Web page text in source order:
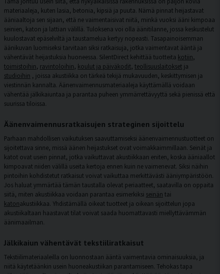
materiaaleja, kuten lasia, betonia, kipsiä ja puuta. Nämä pinnat heijastavat
ääniaaltoja sen sijaan, että ne vaimentaisivat niitä, minkä vuoksi ääni kimpoaa
seinien, katon ja lattian välillä. Tuloksena voi olla äänitilanne, jossa keskustelut
kuulostavat epäselviltä ja taustamelua kertyy nopeasti. Tasapainoisemman
äänikuvan luomiseksi tarvitaan siksi ratkaisuja, jotka vaimentavat ääntä ja
vähentävät heijastuksia huoneessa. SilentDirect kehittää tuotteita kotiin,
toimistoihin, ravintoloihin, koulut ja päiväkodit, teollisuuslaitokset ja
studioihin , joissa akustiikka on tärkeä tekijä mukavuuden, keskittymisen ja
viestinnän kannalta. Äänenvaimennusmateriaaleja käyttämällä voidaan
vähentää jälkikaiuntaa ja parantaa puheen ymmärrettävyyttä sekä pienissä että
suurissa tiloissa.
Äänenvaimennusratkaisujen strateginen sijoittelu
Parhaan mahdollisen vaikutuksen saavuttamiseksi äänenvaimennustuotteet on
sijoitettava sinne, missä äänen heijastukset ovat voimakkaimmillaan. Seinät ja
katot ovat usein pinnat, jotka vaikuttavat akustiikkaan eniten, koska ääniaallot
kimpoavat niiden välillä useita kertoja ennen kuin ne vaimenevat. Siksi näihin
pintoihin kohdistetut ratkaisut voivat vaikuttaa merkittävästi ääniympäristöön.
Jos haluat ymmärtää tämän taustalla olevat periaatteet, saatavilla on oppaita
siitä, miten akustiikkaa voidaan parantaa esimerkiksi seinän tai
katonakustiikkaa. Yhdistämällä oikeat tuotteet ja oikean sijoittelun jopa
akustiikaltaan haastavat tilat voivat saada huomattavasti miellyttävämmän
äänimaailman.
Jälkikaiun vähentävät tekstiiliratkaisut
Tekstiilimateriaaleilla on luonnostaan ääntä vaimentavia ominaisuuksia, ja
niitä käytetäänkin usein huoneakustiikan parantamiseen. Tehokas tapa